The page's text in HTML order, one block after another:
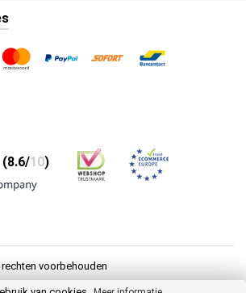
(8.6/10)
voorbehouden